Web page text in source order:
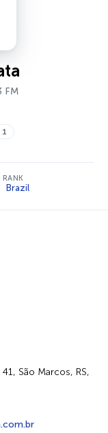
FM
1
RANK
Brazil
São Marcos, RS,